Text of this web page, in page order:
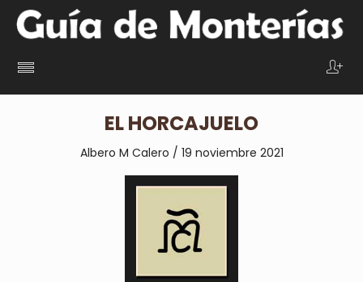
EL HORCAJUELO
Albero M Calero / 19 noviembre 2021